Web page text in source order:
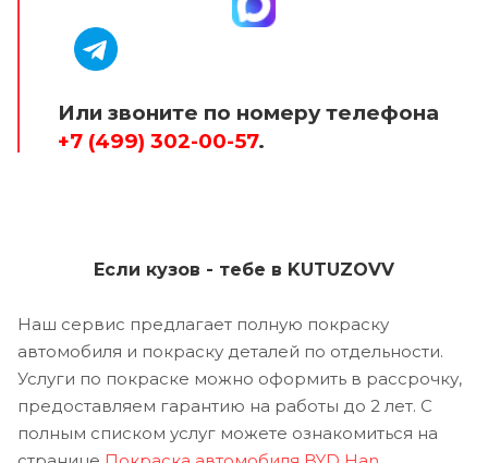
Или звоните по номеру телефона
+7 (499) 302-00-57.
Если кузов - тебе в KUTUZOVV
Наш сервис предлагает полную покраску
автомобиля и покраску деталей по отдельности.
Услуги по покраске можно оформить в рассрочку,
предоставляем гарантию на работы до 2 лет. С
полным списком услуг можете ознакомиться на